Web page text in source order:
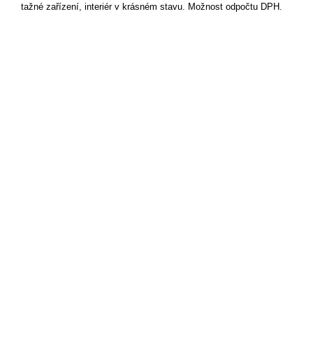
tažné zařízení, interiér v krásném stavu. Možnost odpočtu DPH.